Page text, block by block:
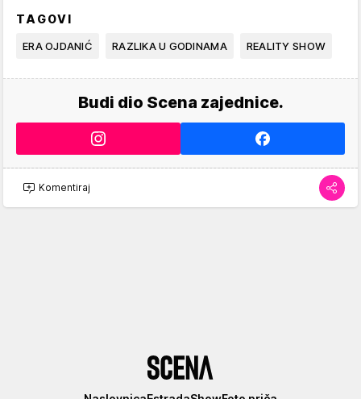
TAGOVI
ERA OJDANIĆ RAZLIKA U GODINAMA REALITY SHOW
Budi dio Scena zajednice.
Komentiraj